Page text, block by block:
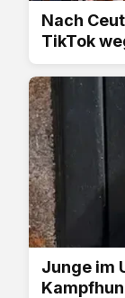
Nach
TikTok
Junge im